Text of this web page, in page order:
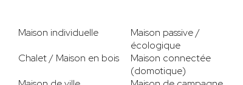
Maison individuelle
Maison passive /
écologique
Chalet / Maison en bois
Maison connectée
(domotique)